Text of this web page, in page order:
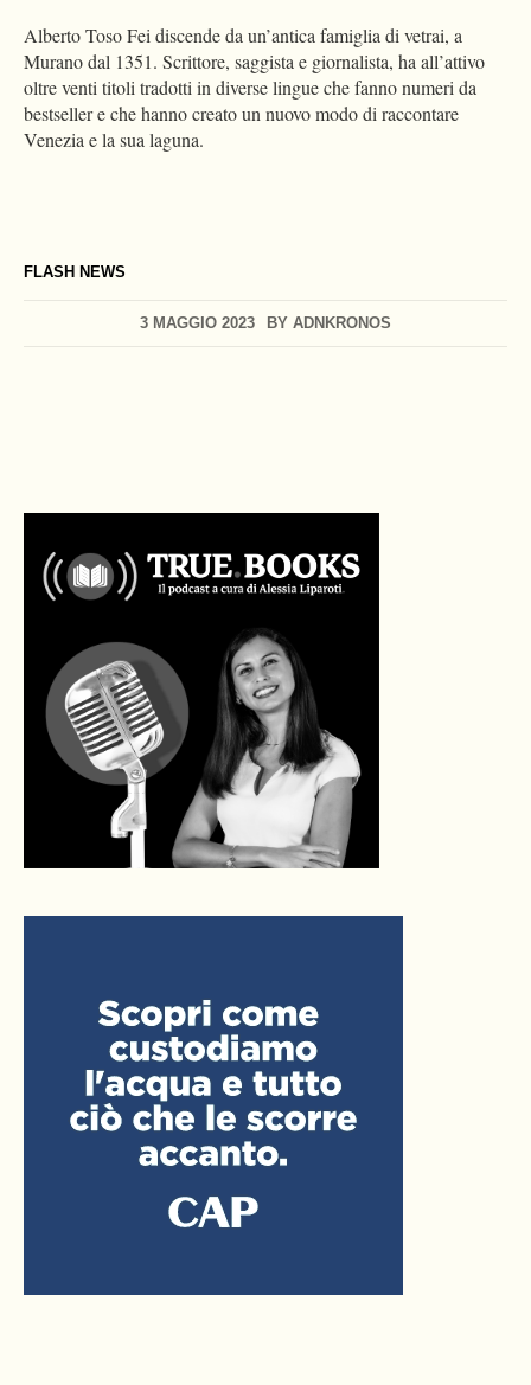
FLASH NEWS
3 MAGGIO 2023 BY ADNKRONOS
Alberto Toso Fei discende da un’antica famiglia di vetrai, a
Murano dal 1351. Scrittore, saggista e giornalista, ha all’attivo
oltre venti titoli tradotti in diverse lingue che fanno numeri da
bestseller e che hanno creato un nuovo modo di raccontare
Venezia e la sua laguna.